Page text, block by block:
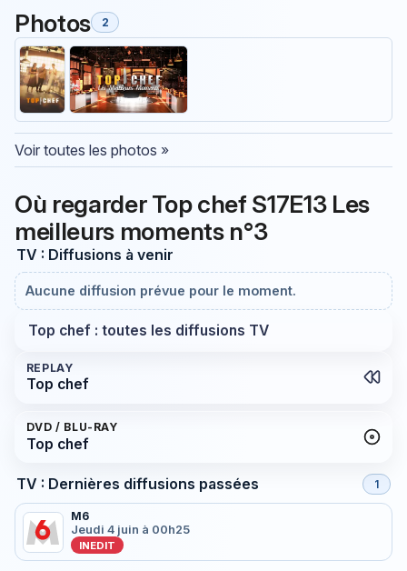
Photos 2
Voir toutes les photos »
Où regarder Top chef S17E13 Les
meilleurs moments n°3
TV : Diffusions à venir
Aucune diffusion prévue pour le moment.
Top chef : toutes les diffusions TV
REPLAY
Top chef
DVD / BLU-RAY
Top chef
TV : Dernières diffusions passées 1
M6
Jeudi 4 juin à 00h25
INEDIT